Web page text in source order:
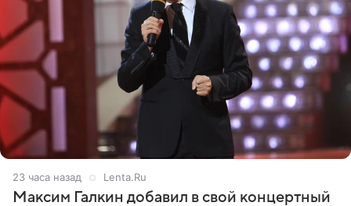
23 часа назад Lenta.Ru
Максим Галкин добавил в свой концертный